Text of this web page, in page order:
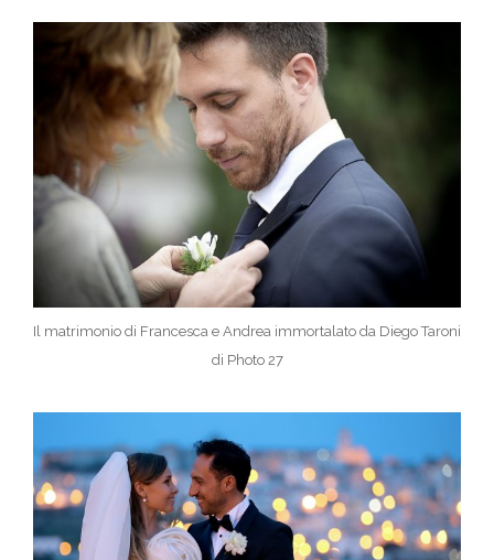
Il matrimonio di Francesca e Andrea immortalato da Diego Taroni
di Photo 27